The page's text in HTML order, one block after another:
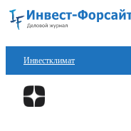
Инвестклимат
Финансы